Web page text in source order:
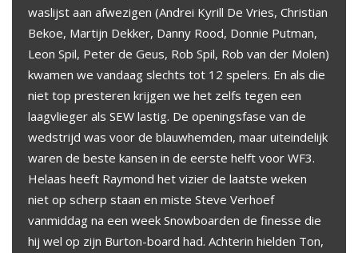
waslijst aan afwezigen (Andrei Kyrill De Vries, Christian
Bekoe, Martijn Dekker, Danny Rood, Donnie Putman,
Leon Spil, Peter de Geus, Rob Spil, Rob van der Molen)
kwamen we vandaag slechts tot 12 spelers. En als die
niet top presteren krijgen we het zelfs tegen een
laagvlieger als SEW lastig. De openingsfase van de
wedstrijd was voor de blauwhemden, maar uiteindelijk
waren de beste kansen in de eerste helft voor WF3.
Helaas heeft Raymond het vizier de laatste weken
niet op scherp staan en miste Steve Verhoef
vanmiddag na een week Snowboarden de finesse die
hij wel op zijn Burton-board had. Achterin hielden Ton,